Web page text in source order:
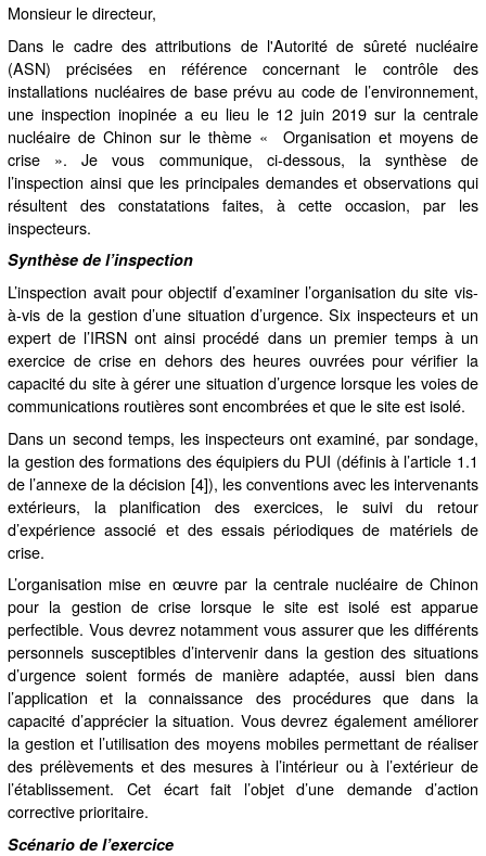
Monsieur le directeur,
Dans le cadre des attributions de l'Autorité de sûreté nucléaire
(ASN) précisées en référence concernant le contrôle des
installations nucléaires de base prévu au code de l’environnement,
une inspection inopinée a eu lieu le 12 juin 2019 sur la centrale
nucléaire de Chinon sur le thème « Organisation et moyens de
crise ». Je vous communique, ci-dessous, la synthèse de
l’inspection ainsi que les principales demandes et observations qui
résultent des constatations faites, à cette occasion, par les
inspecteurs.
Synthèse de l’inspection
L’inspection avait pour objectif d’examiner l’organisation du site vis-
à-vis de la gestion d’une situation d’urgence. Six inspecteurs et un
expert de l’IRSN ont ainsi procédé dans un premier temps à un
exercice de crise en dehors des heures ouvrées pour vérifier la
capacité du site à gérer une situation d’urgence lorsque les voies de
communications routières sont encombrées et que le site est isolé.
Dans un second temps, les inspecteurs ont examiné, par sondage,
la gestion des formations des équipiers du PUI (définis à l’article 1.1
de l’annexe de la décision [4]), les conventions avec les intervenants
extérieurs, la planification des exercices, le suivi du retour
d’expérience associé et des essais périodiques de matériels de
crise.
L’organisation mise en œuvre par la centrale nucléaire de Chinon
pour la gestion de crise lorsque le site est isolé est apparue
perfectible. Vous devrez notamment vous assurer que les différents
personnels susceptibles d’intervenir dans la gestion des situations
d’urgence soient formés de manière adaptée, aussi bien dans
l’application et la connaissance des procédures que dans la
capacité d’apprécier la situation. Vous devrez également améliorer
la gestion et l’utilisation des moyens mobiles permettant de réaliser
des prélèvements et des mesures à l’intérieur ou à l’extérieur de
l’établissement. Cet écart fait l’objet d’une demande d’action
corrective prioritaire.
Scénario de l’exercice